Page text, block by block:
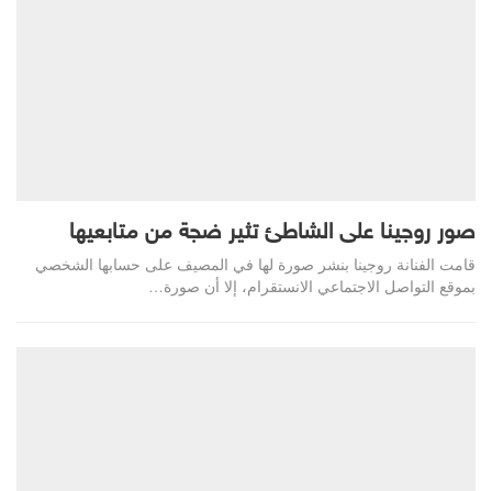
صور روجينا على الشاطئ تثير ضجة من متابعيها
قامت الفنانة روجينا بنشر صورة لها في المصيف على حسابها الشخصي
بموقع التواصل الاجتماعي الانستقرام، إلا أن صورة…